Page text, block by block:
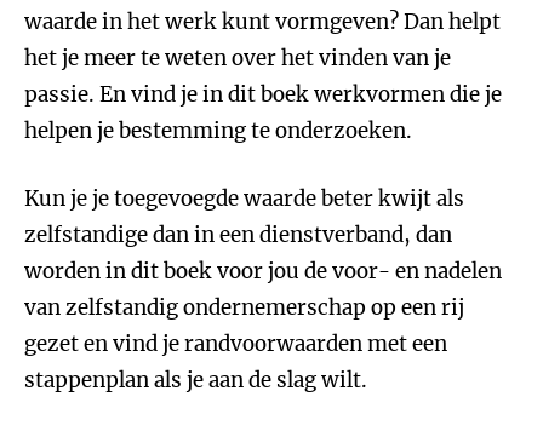
waarde in het werk kunt vormgeven? Dan helpt
het je meer te weten over het vinden van je
passie. En vind je in dit boek werkvormen die je
helpen je bestemming te onderzoeken.
Kun je je toegevoegde waarde beter kwijt als
zelfstandige dan in een dienstverband, dan
worden in dit boek voor jou de voor- en nadelen
van zelfstandig ondernemerschap op een rij
gezet en vind je randvoorwaarden met een
stappenplan als je aan de slag wilt.